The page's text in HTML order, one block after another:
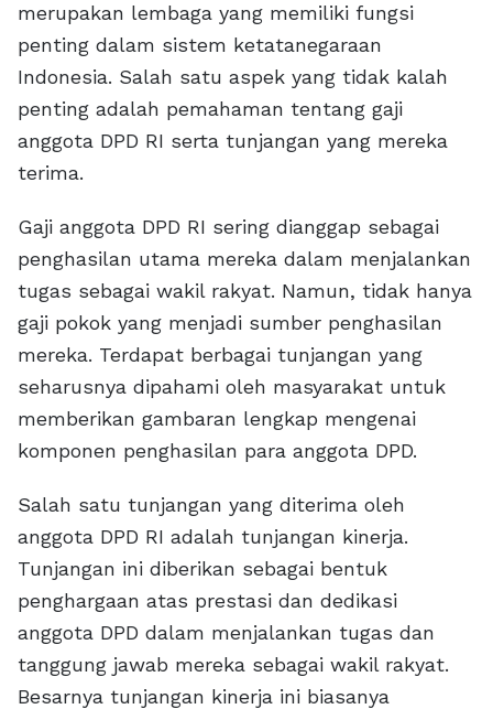
merupakan lembaga yang memiliki fungsi
penting dalam sistem ketatanegaraan
Indonesia. Salah satu aspek yang tidak kalah
penting adalah pemahaman tentang gaji
anggota DPD RI serta tunjangan yang mereka
terima.
Gaji anggota DPD RI sering dianggap sebagai
penghasilan utama mereka dalam menjalankan
tugas sebagai wakil rakyat. Namun, tidak hanya
gaji pokok yang menjadi sumber penghasilan
mereka. Terdapat berbagai tunjangan yang
seharusnya dipahami oleh masyarakat untuk
memberikan gambaran lengkap mengenai
komponen penghasilan para anggota DPD.
Salah satu tunjangan yang diterima oleh
anggota DPD RI adalah tunjangan kinerja.
Tunjangan ini diberikan sebagai bentuk
penghargaan atas prestasi dan dedikasi
anggota DPD dalam menjalankan tugas dan
tanggung jawab mereka sebagai wakil rakyat.
Besarnya tunjangan kinerja ini biasanya